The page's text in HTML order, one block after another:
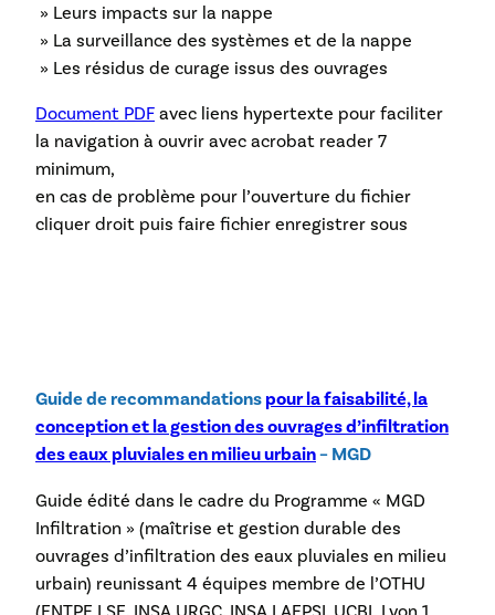
» Leurs impacts sur la nappe
» La surveillance des systèmes et de la nappe
» Les résidus de curage issus des ouvrages
Document PDF avec liens hypertexte pour faciliter
la navigation à ouvrir avec acrobat reader 7
minimum,
en cas de problème pour l’ouverture du fichier
cliquer droit puis faire fichier enregistrer sous
Guide de recommandationspour la faisabilité, la
conception et la gestion des ouvrages d’infiltration
des eaux pluviales en milieu urbain– MGD
Guide édité dans le cadre du Programme « MGD
Infiltration » (maîtrise et gestion durable des
ouvrages d’infiltration des eaux pluviales en milieu
urbain) reunissant 4 équipes membre de l’OTHU